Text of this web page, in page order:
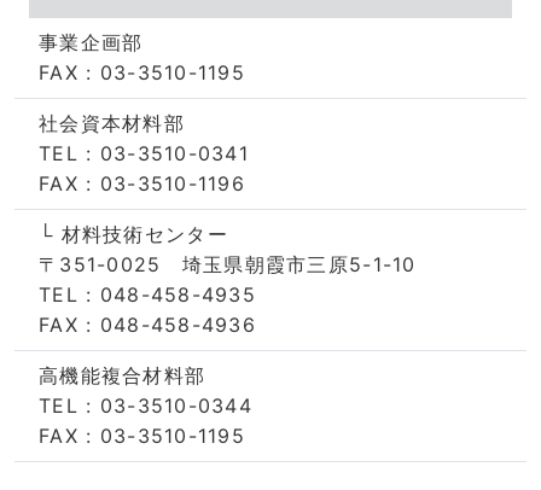
事業企画部
FAX : 03-3510-1195
社会資本材料部
TEL : 03-3510-0341
FAX : 03-3510-1196
└ 材料技術センター
〒351-0025 埼玉県朝霞市三原5-1-10
TEL : 048-458-4935
FAX : 048-458-4936
高機能複合材料部
TEL : 03-3510-0344
FAX : 03-3510-1195